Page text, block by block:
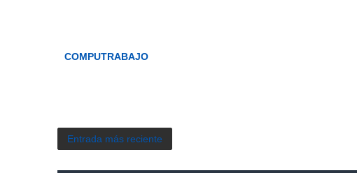
COMPUTRABAJO
Entrada más reciente